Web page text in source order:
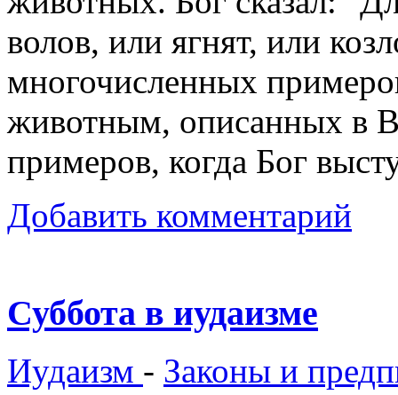
волов, или ягнят, или
многочисленных
животным, описанных в
примеров, когда Бог
Добавить комментарий
Суббота в иудаизме
Иудаизм - Законы и